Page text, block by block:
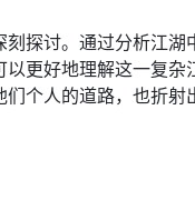
探讨。通过分析江湖
更好地理解这一复杂
个人的道路，也折射